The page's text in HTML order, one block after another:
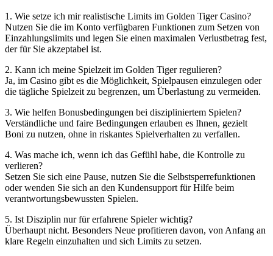
1. Wie setze ich mir realistische Limits im Golden Tiger Casino?
Nutzen Sie die im Konto verfügbaren Funktionen zum Setzen von
Einzahlungslimits und legen Sie einen maximalen Verlustbetrag fest,
der für Sie akzeptabel ist.
2. Kann ich meine Spielzeit im Golden Tiger regulieren?
Ja, im Casino gibt es die Möglichkeit, Spielpausen einzulegen oder
die tägliche Spielzeit zu begrenzen, um Überlastung zu vermeiden.
3. Wie helfen Bonusbedingungen bei diszipliniertem Spielen?
Verständliche und faire Bedingungen erlauben es Ihnen, gezielt
Boni zu nutzen, ohne in riskantes Spielverhalten zu verfallen.
4. Was mache ich, wenn ich das Gefühl habe, die Kontrolle zu
verlieren?
Setzen Sie sich eine Pause, nutzen Sie die Selbstsperrefunktionen
oder wenden Sie sich an den Kundensupport für Hilfe beim
verantwortungsbewussten Spielen.
5. Ist Disziplin nur für erfahrene Spieler wichtig?
Überhaupt nicht. Besonders Neue profitieren davon, von Anfang an
klare Regeln einzuhalten und sich Limits zu setzen.